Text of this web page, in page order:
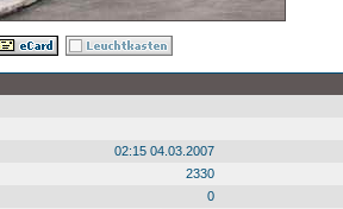
04.03.2007 02:15
2330
0